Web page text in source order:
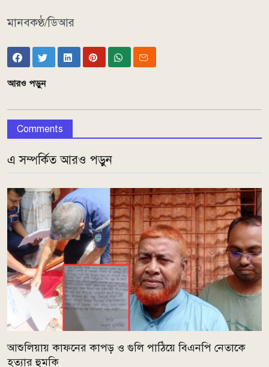
মানবকণ্ঠ/ডিআর
আরও পড়ুন
Comments
এ সম্পর্কিত আরও পড়ুন
আশুলিয়ায় কাফনের কাপড় ও গুলি পাঠিয়ে বিএনপি নেতাকে
হত্যার হুমকি